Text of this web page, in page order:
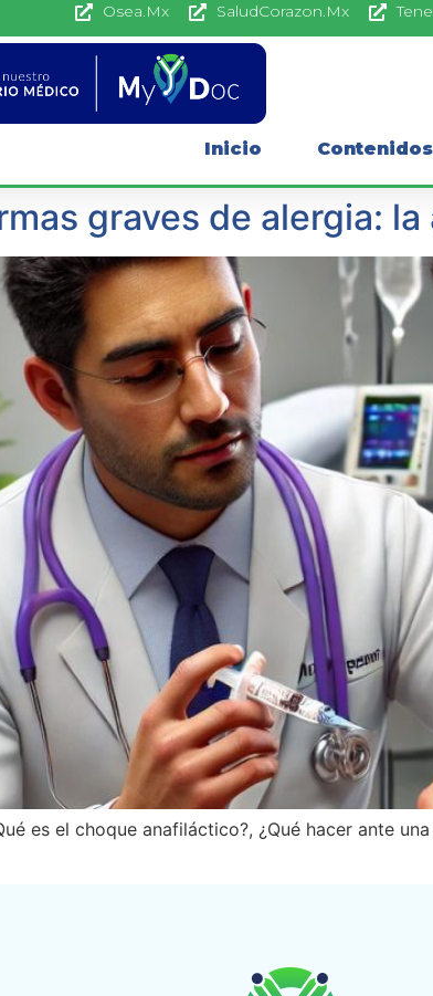
Osea.Mx SaludCorazon.Mx
Inicio Contenidos
graves de alergia: la
es el choque anafiláctico?, ¿Qué hacer ante